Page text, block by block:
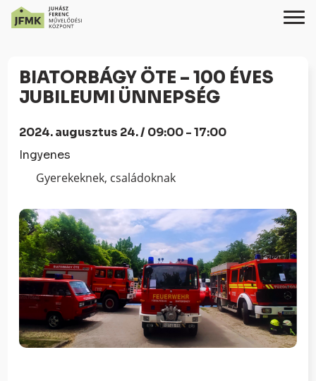
Content
navigációhoz
BIATORBÁGY ÖTE – 100 ÉVES
JUBILEUMI ÜNNEPSÉG
2024. augusztus 24. / 09:00 - 17:00
Ingyenes
Gyerekeknek, családoknak